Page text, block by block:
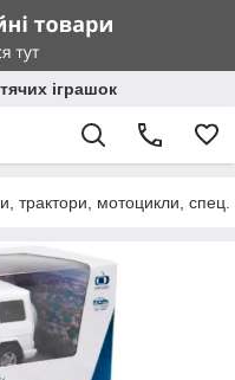
іграшок
трактори, мотоцикли, спец.